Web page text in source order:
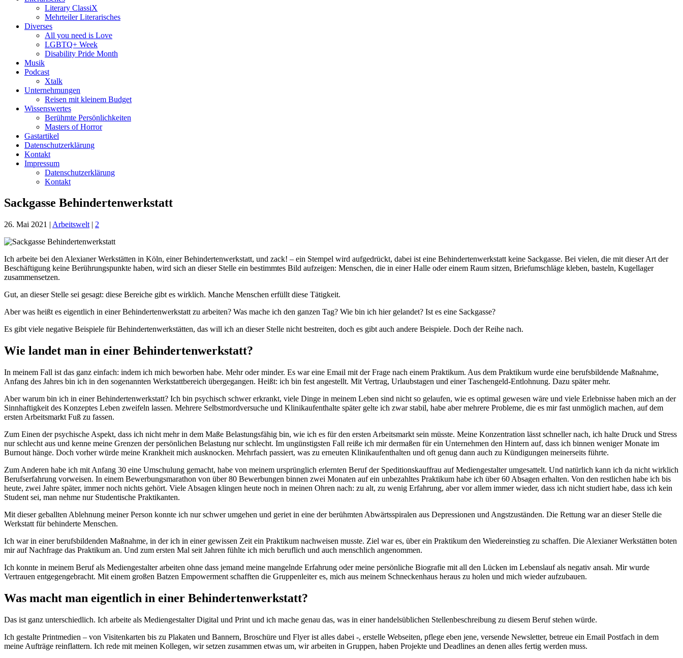
Literary ClassiX
Mehrteiler Literarisches
Diverses
All you need is Love
LGBTQ+ Week
Disability Pride Month
Musik
Podcast
Xtalk
Unternehmungen
Reisen mit kleinem Budget
Wissenswertes
Berühmte Persönlichkeiten
Masters of Horror
Gastartikel
Datenschutzerklärung
Kontakt
Impressum
Datenschutzerklärung
Kontakt
Sackgasse Behindertenwerkstatt
26. Mai 2021 | Arbeitswelt | 2
Ich arbeite bei den Alexianer Werkstätten in Köln, einer Behindertenwerkstatt, und zack! – ein Stempel wird aufgedrückt, dabei ist eine Behindertenwerkstatt keine Sackgasse. Bei vielen, die mit dieser Art der
Beschäftigung keine Berührungspunkte haben, wird sich an dieser Stelle ein bestimmtes Bild aufzeigen: Menschen, die in einer Halle oder einem Raum sitzen, Briefumschläge kleben, basteln, Kugellager
zusammensetzen.
Gut, an dieser Stelle sei gesagt: diese Bereiche gibt es wirklich. Manche Menschen erfüllt diese Tätigkeit.
Aber was heißt es eigentlich in einer Behindertenwerkstatt zu arbeiten? Was mache ich den ganzen Tag? Wie bin ich hier gelandet? Ist es eine Sackgasse?
Es gibt viele negative Beispiele für Behindertenwerkstätten, das will ich an dieser Stelle nicht bestreiten, doch es gibt auch andere Beispiele. Doch der Reihe nach.
Wie landet man in einer Behindertenwerkstatt?
In meinem Fall ist das ganz einfach: indem ich mich beworben habe. Mehr oder minder. Es war eine Email mit der Frage nach einem Praktikum. Aus dem Praktikum wurde eine berufsbildende Maßnahme,
Anfang des Jahres bin ich in den sogenannten Werkstattbereich übergegangen. Heißt: ich bin fest angestellt. Mit Vertrag, Urlaubstagen und einer Taschengeld-Entlohnung. Dazu später mehr.
Aber warum bin ich in einer Behindertenwerkstatt? Ich bin psychisch schwer erkrankt, viele Dinge in meinem Leben sind nicht so gelaufen, wie es optimal gewesen wäre und viele Erlebnisse haben mich an der
Sinnhaftigkeit des Konzeptes Leben zweifeln lassen. Mehrere Selbstmordversuche und Klinikaufenthalte später gelte ich zwar stabil, habe aber mehrere Probleme, die es mir fast unmöglich machen, auf dem
ersten Arbeitsmarkt Fuß zu fassen.
Zum Einen der psychische Aspekt, dass ich nicht mehr in dem Maße Belastungsfähig bin, wie ich es für den ersten Arbeitsmarkt sein müsste. Meine Konzentration lässt schneller nach, ich halte Druck und Stress
nur schlecht aus und kenne meine Grenzen der persönlichen Belastung nur schlecht. Im ungünstigsten Fall reiße ich mir dermaßen für ein Unternehmen den Hintern auf, dass ich binnen weniger Monate im
Burnout hänge. Doch vorher würde meine Krankheit mich ausknocken. Mehrfach passiert, was zu erneuten Klinikaufenthalten und oft genug dann auch zu Kündigungen meinerseits führte.
Zum Anderen habe ich mit Anfang 30 eine Umschulung gemacht, habe von meinem ursprünglich erlernten Beruf der Speditionskauffrau auf Mediengestalter umgesattelt. Und natürlich kann ich da nicht wirklich
Berufserfahrung vorweisen. In einem Bewerbungsmarathon von über 80 Bewerbungen binnen zwei Monaten auf ein unbezahltes Praktikum habe ich über 60 Absagen erhalten. Von den restlichen habe ich bis
heute, zwei Jahre später, immer noch nichts gehört. Viele Absagen klingen heute noch in meinen Ohren nach: zu alt, zu wenig Erfahrung, aber vor allem immer wieder, dass ich nicht studiert habe, dass ich kein
Student sei, man nehme nur Studentische Praktikanten.
Mit dieser geballten Ablehnung meiner Person konnte ich nur schwer umgehen und geriet in eine der berühmten Abwärtsspiralen aus Depressionen und Angstzuständen. Die Rettung war an dieser Stelle die
Werkstatt für behinderte Menschen.
Ich war in einer berufsbildenden Maßnahme, in der ich in einer gewissen Zeit ein Praktikum nachweisen musste. Ziel war es, über ein Praktikum den Wiedereinstieg zu schaffen. Die Alexianer Werkstätten boten
mir auf Nachfrage das Praktikum an. Und zum ersten Mal seit Jahren fühlte ich mich beruflich und auch menschlich angenommen.
Ich konnte in meinem Beruf als Mediengestalter arbeiten ohne dass jemand meine mangelnde Erfahrung oder meine persönliche Biografie mit all den Lücken im Lebenslauf als negativ ansah. Mir wurde
Vertrauen entgegengebracht. Mit einem großen Batzen Empowerment schafften die Gruppenleiter es, mich aus meinem Schneckenhaus heraus zu holen und mich wieder aufzubauen.
Was macht man eigentlich in einer Behindertenwerkstatt?
Das ist ganz unterschiedlich. Ich arbeite als Mediengestalter Digital und Print und ich mache genau das, was in einer handelsüblichen Stellenbeschreibung zu diesem Beruf stehen würde.
Ich gestalte Printmedien – von Visitenkarten bis zu Plakaten und Bannern, Broschüre und Flyer ist alles dabei -, erstelle Webseiten, pflege eben jene, versende Newsletter, betreue ein Email Postfach in dem
meine Aufträge reinflattern. Ich rede mit meinen Kollegen, wir setzen zusammen etwas um, wir arbeiten in Gruppen, haben Projekte und Deadlines an denen alles fertig werden muss.